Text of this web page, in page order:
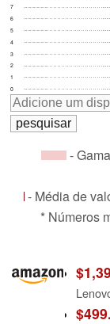
0
1
2
3
4
5
6
7
-
- Média de
* Números